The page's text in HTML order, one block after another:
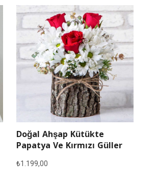
Doğal Ahşap Kütükte
Papatya Ve Kırmızı Güller
₺1.199,00